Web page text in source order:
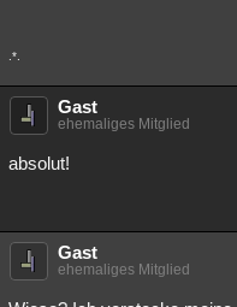
.*.
Gast
ehemaliges Mitglied
absolut!
Gast
ehemaliges Mitglied